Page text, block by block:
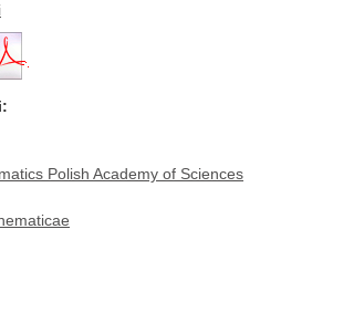
Polish Academy of Sciences